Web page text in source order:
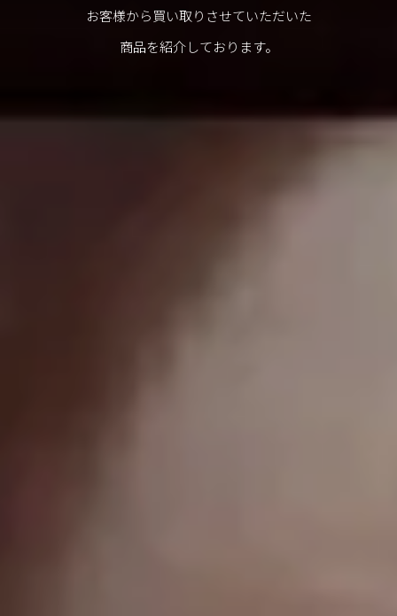
お客様から買い取りさせていただいた
商品を紹介しております。